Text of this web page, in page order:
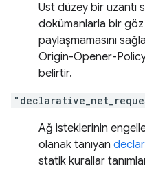
Üst düzey bir uzantı
dokümanlarla bir
paylaşmamasını
Origin-Opener-
belirtir.
Ağ isteklerinin
olanak tanıyan
statik kurallar